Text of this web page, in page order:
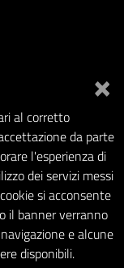
×
al corretto
da parte
l'esperienza di
dei servizi messi
si acconsente
il banner verranno
e alcune
disponibili.